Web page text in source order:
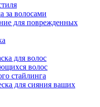
за волосами
для поврежденных
для волос
волос
стайлинга
для сияния ваших